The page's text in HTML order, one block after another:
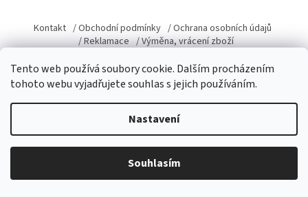
Tento web používá soubory cookie. Dalším procházením
tohoto webu vyjadřujete souhlas s jejich používáním.
Nastavení
Souhlasím
p
a
Kontakt / Obchodní podmínky / Ochrana osobních údajů
/ Reklamace / Výměna, vrácení zboží
Copyright 2026Domacky.cz. Všechna práva vyhrazena.Upravit
nastavení cookies